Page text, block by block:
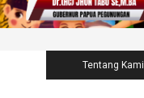
Tentang Kami